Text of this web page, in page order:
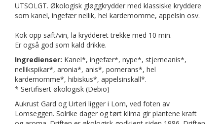
UTSOLGT. Økologisk gløggkrydder med klassiske kryddere
som kanel, ingefær nellik, hel kardemomme, appelsin osv.
Kok opp saft/vin, la krydderet trekke med 10 min.
Er også god som kald drikke.
Ingredienser: Kanel*, ingefær*, nype*, stjerneanis*,
nellikspikar*, aronia*, anis*, pomerans*, hel
kardemomme*, hibiskus*, appelsinskall*.
* Sertifisert økologisk (Debio)
Aukrust Gard og Urteri ligger i Lom, ved foten av
Lomseggen. Solrike dager og tørt klima gir plantene kraft